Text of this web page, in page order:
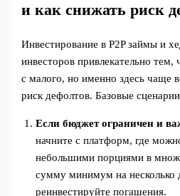
и как снижать риск
Инвестирование в P2P займы и
инвесторов привлекательно тем,
с малого, но именно здесь чаще
риск дефолтов. Базовые
Если бюджет ограничен и
начните с платформ, где
небольшими порциями в
сумму минимум на несколько
реинвестируйте погашения.